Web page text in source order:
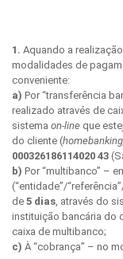
1. Aquando a
modalidades de
conveniente:
a) Por “transferência
realizado através de
sistema on-line que
do cliente (
000326186114020 43
b) Por “multibanco” –
(“entidade”/
de 5 dias , através do
instituição bancária do
caixa de multibanco;
c) À “cobrança” – no